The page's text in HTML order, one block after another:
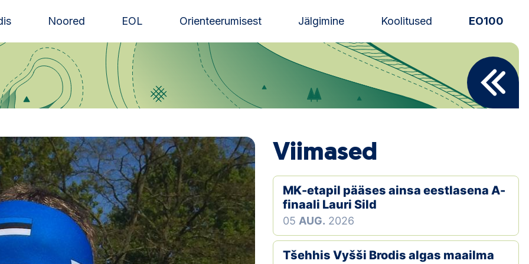
Noored EOL Orienteerumisest Jälgimine Koolitused EO100
Uudised
Alustajale
Eesti Orienteerumine 100!
Toetamine
Telli litsents!
Noored
Viimased
MK-etapil pääses ainsa eestlasena A-
finaali Lauri Sild
05 AUG. 2026
Tšehhis Vyšši Brodis algas maailma